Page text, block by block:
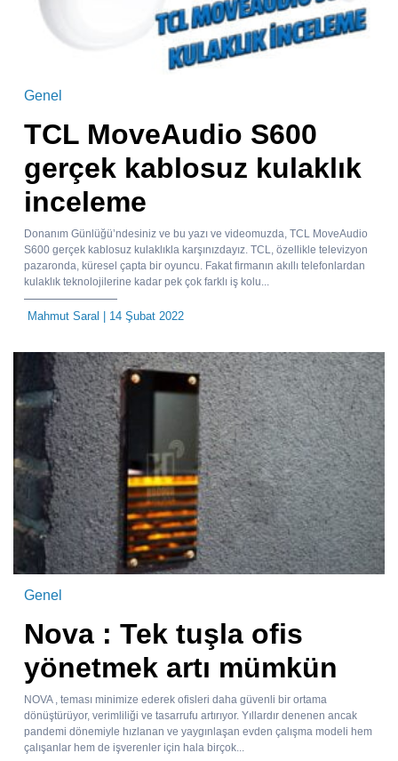
Genel
TCL MoveAudio S600
gerçek kablosuz kulaklık
inceleme
Donanım Günlüğü’ndesiniz ve bu yazı ve videomuzda, TCL MoveAudio
S600 gerçek kablosuz kulaklıkla karşınızdayız. TCL, özellikle televizyon
pazaronda, küresel çapta bir oyuncu. Fakat firmanın akıllı telefonlardan
kulaklık teknolojilerine kadar pek çok farklı iş kolu...
Mahmut Saral | 14 Şubat 2022
Genel
Nova : Tek tuşla ofis
yönetmek artı mümkün
NOVA , teması minimize ederek ofisleri daha güvenli bir ortama
dönüştürüyor, verimliliği ve tasarrufu artırıyor. Yıllardır denenen ancak
pandemi dönemiyle hızlanan ve yaygınlaşan evden çalışma modeli hem
çalışanlar hem de işverenler için hala birçok...